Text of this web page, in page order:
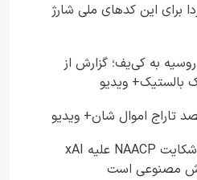
مرداد ۱۴۰۵ از فردا برای این کدهای ملی شارژ
به کی‌یف؛ گزارش از
تاراج اموال شان+ ویدیو
وزارت دادگستری آمریکا: شکایت NAACP علیه xAI
مصنوعی است